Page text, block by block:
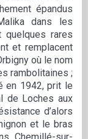
épandus
dans les
rares
et remplacent
où le nom
rambolitaines ;
en 1942, prit le
de Loches aux
d’alors
et le bras